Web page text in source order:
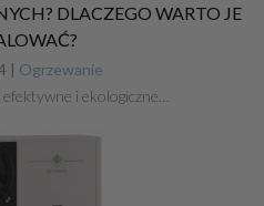
DLACZEGO WARTO JE
| Ogrzewanie
i ekologiczne…